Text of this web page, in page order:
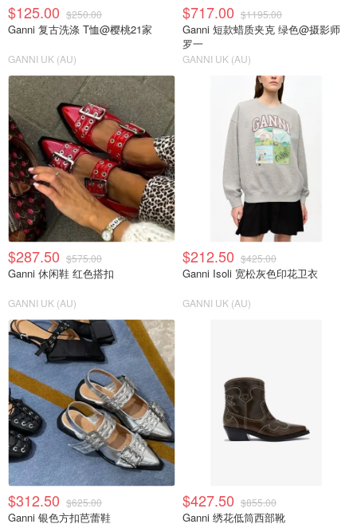
$125.00 $250.00
Ganni 复古洗涤 T恤@樱桃21家
GANNI UK (AU)
$717.00 $1195.00
Ganni 短款蜡质夹克 绿色@摄影师
罗一
GANNI UK (AU)
$287.50 $575.00
Ganni 休闲鞋 红色搭扣
GANNI UK (AU)
$212.50 $425.00
Ganni Isoli 宽松灰色印花卫衣
GANNI UK (AU)
$312.50 $625.00
Ganni 银色方扣芭蕾鞋
$427.50 $855.00
Ganni 绣花低筒西部靴